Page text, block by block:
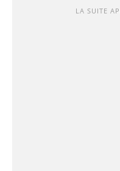
LA SUITE